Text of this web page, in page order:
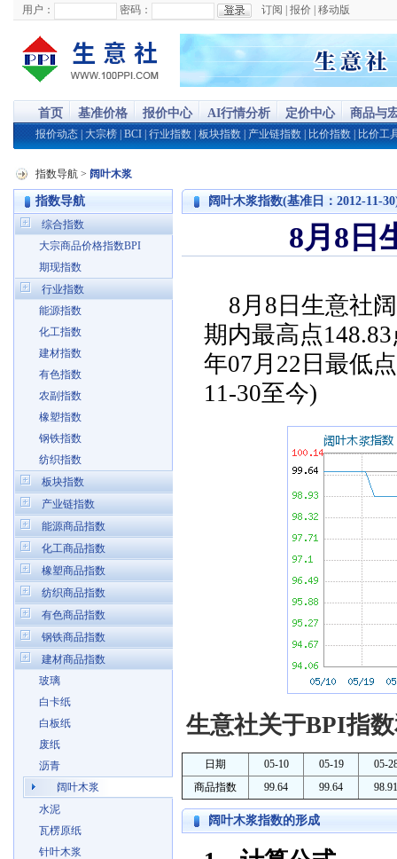
用户： 密码： 订阅 报价 移动版
首页 基准价格 报价中心 AI行情分析 定价中心 商品与
报价动态 大宗榜 BCI 行业指数 板块指数 产业链指数 比价指数 比价工
指数导航 > 阔叶木浆
指数导航
综合指数
大宗商品价格指数BPI
期现指数
行业指数
能源指数
化工指数
建材指数
有色指数
农副指数
橡塑指数
钢铁指数
纺织指数
板块指数
产业链指数
能源商品指数
化工商品指数
橡塑商品指数
纺织商品指数
有色商品指数
钢铁商品指数
建材商品指数
玻璃
白卡纸
白板纸
废纸
沥青
阔叶木浆
水泥
瓦楞原纸
针叶木浆
阔叶木浆指数(基准日：2012-11-
8月8日
8月8日生意社
期内最高点
年07月22日最低
11-30至今)
生意社关于BPI指
日期 05-10 05-19
05-
商品指数
99.64 99.64 98.91
阔叶木浆指数的形成